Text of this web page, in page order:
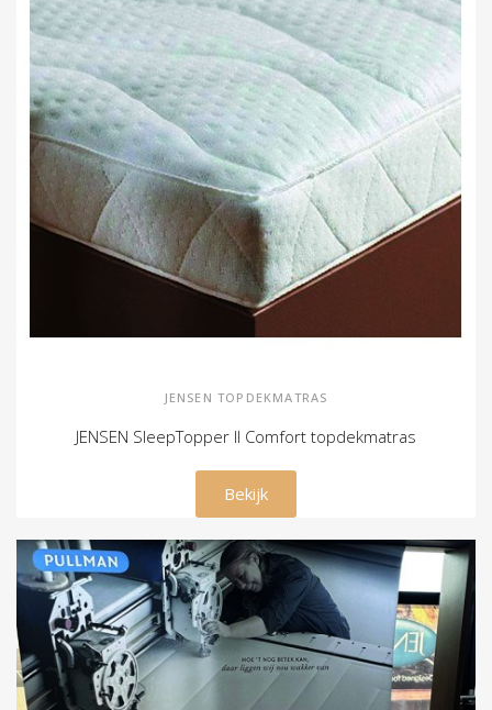
JENSEN TOPDEKMATRAS
JENSEN SleepTopper II Comfort topdekmatras
€ 549,00
Bekijk